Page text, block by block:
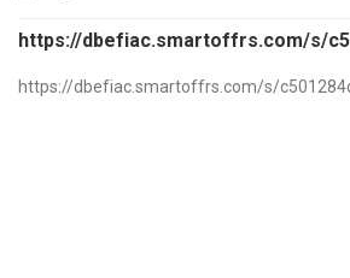
https://dbefiac.smartoffrs.com/s/
https://dbefiac.smartoffrs.com/s/